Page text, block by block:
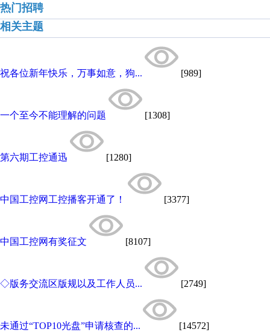
热门招聘
相关主题
祝各位新年快乐，万事如意，狗... [989]
一个至今不能理解的问题 [1308]
第六期工控通迅 [1280]
中国工控网工控播客开通了！ [3377]
中国工控网有奖征文 [8107]
◇版务交流区版规以及工作人员... [2749]
未通过“TOP10光盘”申请核查的... [14572]